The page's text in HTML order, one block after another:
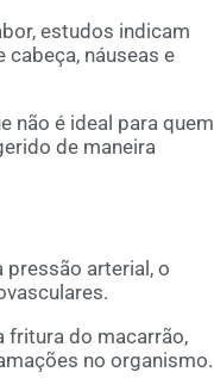
estudos indicam
náuseas e
não é ideal para quem
de maneira
pressão arterial, o
fritura do macarrão,
no organismo.